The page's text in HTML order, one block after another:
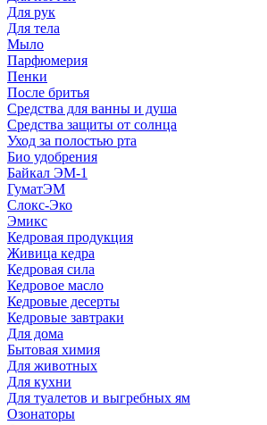
Для рук
Для тела
Мыло
Парфюмерия
Пенки
После бритья
Средства для ванны и душа
Средства защиты от солнца
Уход за полостью рта
Био удобрения
Байкал ЭМ-1
ГуматЭМ
Слокс-Эко
Эмикс
Кедровая продукция
Живица кедра
Кедровая сила
Кедровое масло
Кедровые десерты
Кедровые завтраки
Для дома
Бытовая химия
Для животных
Для кухни
Для туалетов и выгребных ям
Озонаторы